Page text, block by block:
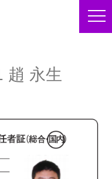
趙 永生